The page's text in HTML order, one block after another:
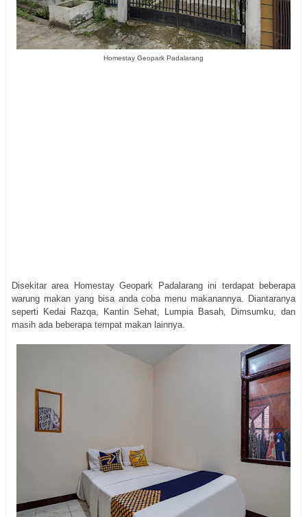
Homestay Geopark Padalarang
Disekitar area Homestay Geopark Padalarang ini terdapat beberapa
warung makan yang bisa anda coba menu makanannya. Diantaranya
seperti Kedai Razqa, Kantin Sehat, Lumpia Basah, Dimsumku, dan
masih ada beberapa tempat makan lainnya.